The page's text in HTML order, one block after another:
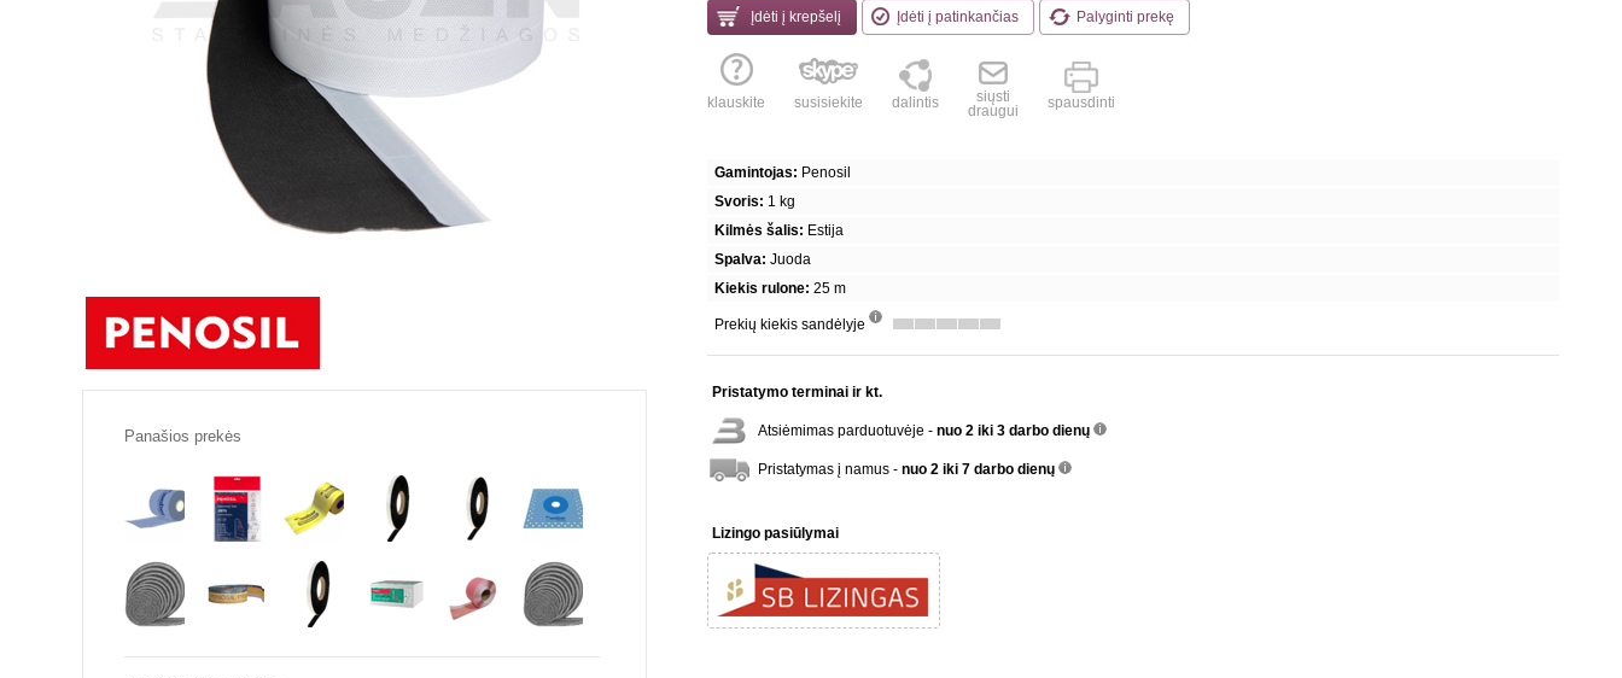
Įdėti į krepšelį Įdėti į patinkančias Palyginti prekę
klauskite susisiekite dalintis
siųsti
draugui
spausdinti
Gamintojas: Penosil
Svoris: 1 kg
Kilmės šalis: Estija
Spalva: Juoda
Kiekis rulone: 25 m
Prekių kiekis sandėlyje
Pristatymo terminai ir kt.
Atsiėmimas parduotuvėje - nuo 2 iki 3 darbo dienų
Pristatymas į namus - nuo 2 iki 7 darbo dienų
Lizingo pasiūlymai
Panašios prekės